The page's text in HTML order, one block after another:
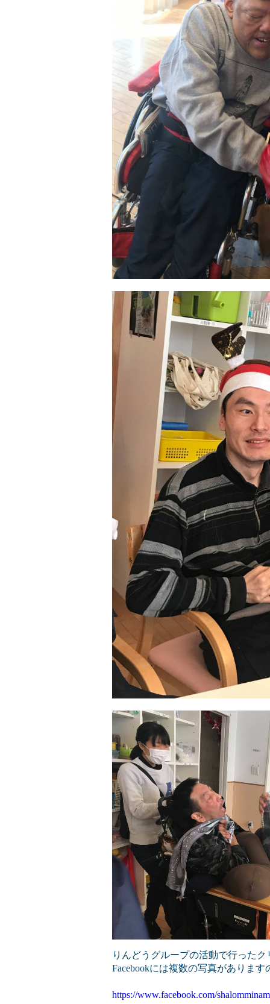
りんどうグループの活動で行った
Facebookには複数の写真がありま
https://www.facebook.com/